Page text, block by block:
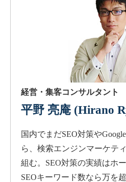
経営・集客コンサルタント
平野 亮庵(Hirano
国内でまだSEO対策や
ら、検索エンジンマーケテ
組む。SEO対策の実績はホ
SEOキーワード数なら万を